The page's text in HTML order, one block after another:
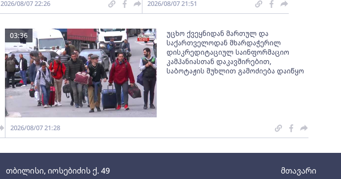
თბილისი, იოსებიძის ქ. 49 მთავარი
2026/08/07 22:26 2026/08/07 21:51
უცხო ქვეყნიდან მართულ და
საქართველოდან მხარდაჭერილ
დისკრედიტაციულ საინფორმაციო
კამპანიასთან დაკავშირებით,
საბოტაჟის მუხლით გამოძიება დაიწყო
03:36
2026/08/07 21:28